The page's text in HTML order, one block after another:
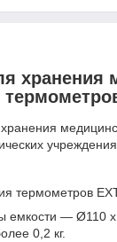
хранения
термометров
емкости — Ø110
0,2 кг.